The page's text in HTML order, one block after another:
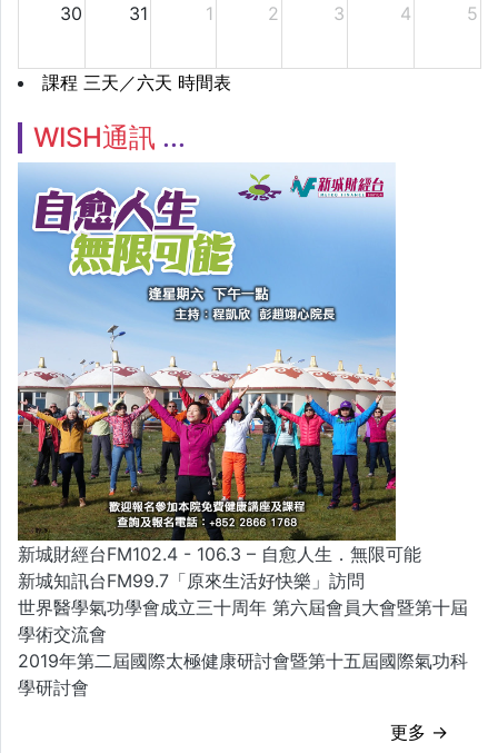
30 31 1 2 3 4 5
課程 三天／六天 時間表
WISH通訊
新城財經台FM102.4 - 106.3 – 自愈人生．無限可能
新城知訊台FM99.7「原來生活好快樂」訪問
世界醫學氣功學會成立三十周年 第六屆會員大會暨第十屆
學術交流會
2019年第二屆國際太極健康研討會暨第十五屆國際氣功科
學研討會
更多 →